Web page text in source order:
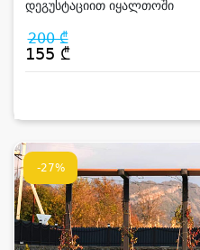
დეგუსტაციით იყალთოში
200 ₾
155 ₾
-27%